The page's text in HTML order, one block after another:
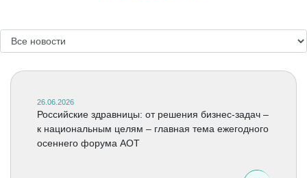
26.06.2026
Российские здравницы: от решения бизнес-задач –
к национальным целям – главная тема ежегодного
осеннего форума АОТ